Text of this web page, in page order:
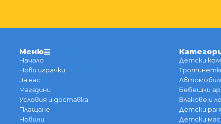
Меню
Начало
Нови играчки
За нас
Магазини
Условия и доставка
Плащане
Новини
Детски
Бебешки
Влакове и
Детски
Детски